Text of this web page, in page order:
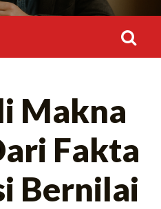
untuk:
Makna
Fakta
Bernilai